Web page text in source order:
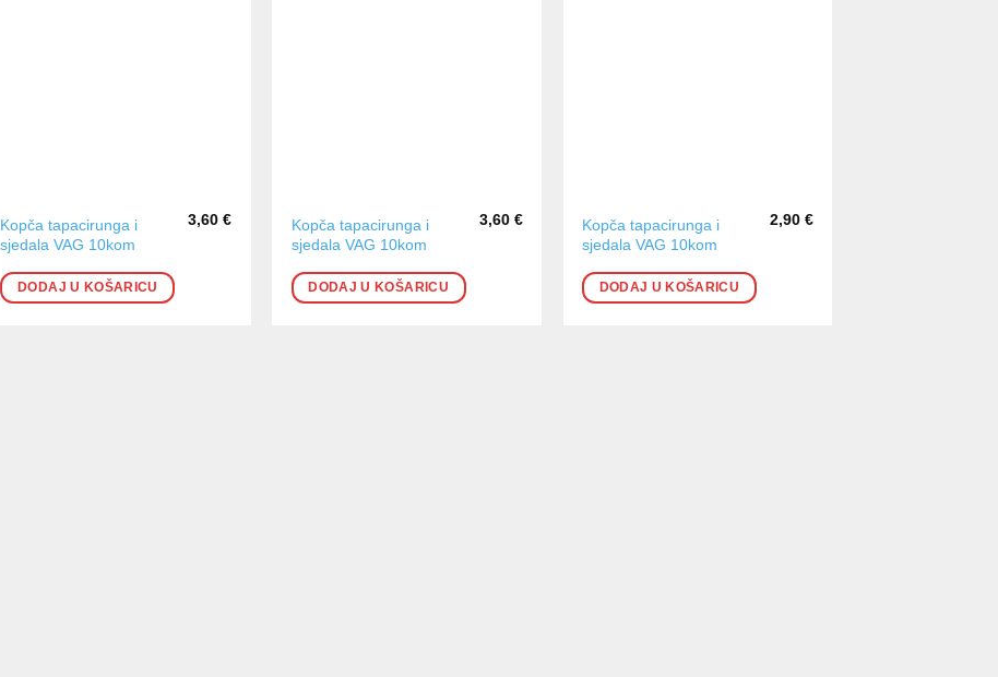
Kopča tapacirunga i
sjedala VAG 10kom
3,60€
DODAJ U KOŠARICU
Kopča tapacirunga i
sjedala VAG 10kom
3,60 €
DODAJ U KOŠARICU
Kopča tapacirunga i
sjedala VAG 10kom
2,90 €
DODAJ U KOŠARICU